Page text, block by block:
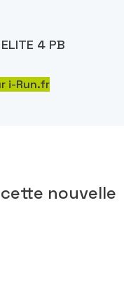
ELITE 4 PB
i-Run.fr
nouvelle